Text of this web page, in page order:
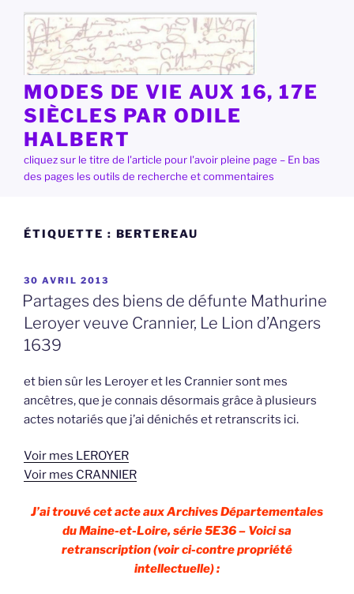
contenu
principal
MODES DE VIE AUX 16, 17E
SIÈCLES PAR ODILE
HALBERT
cliquez sur le titre de l'article pour l'avoir pleine page – En bas
des pages les outils de recherche et commentaires
ÉTIQUETTE : BERTEREAU
PUBLIÉ
LE
30 AVRIL 2013
Partages des biens de défunte Mathurine
Leroyer veuve Crannier, Le Lion d’Angers
1639
et bien sûr les Leroyer et les Crannier sont mes
ancêtres, que je connais désormais grâce à plusieurs
actes notariés que j’ai dénichés et retranscrits ici.
Voir mes LEROYER
Voir mes CRANNIER
J’ai trouvé cet acte aux Archives Départementales
du Maine-et-Loire, série 5E36 – Voici sa
retranscription (voir ci-contre propriété
intellectuelle) :